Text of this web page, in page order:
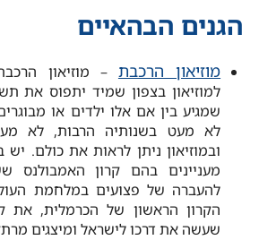
הגנים הבהאיים
מוזיאון הרכבת – מוזיאון
למוזיאון בצפון שמיד יתפוס את
שמגיע בין אם אלו ילדים או
לא מעט בשנותיה הרבות, לא מעט
ובמוזיאון ניתן לראות את כולם. יש
מעניינים בהם קרון האמבולנס
להעברה של פצועים במלחמת
הקרון הראשון של הכרמלית, את
שעשה את דרכו לישראל ומיצגים